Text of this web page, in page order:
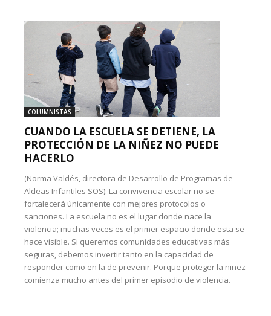
COLUMNISTAS
CUANDO LA ESCUELA SE DETIENE, LA
PROTECCIÓN DE LA NIÑEZ NO PUEDE
HACERLO
(Norma Valdés, directora de Desarrollo de Programas de
Aldeas Infantiles SOS): La convivencia escolar no se
fortalecerá únicamente con mejores protocolos o
sanciones. La escuela no es el lugar donde nace la
violencia; muchas veces es el primer espacio donde esta se
hace visible. Si queremos comunidades educativas más
seguras, debemos invertir tanto en la capacidad de
responder como en la de prevenir. Porque proteger la niñez
comienza mucho antes del primer episodio de violencia.